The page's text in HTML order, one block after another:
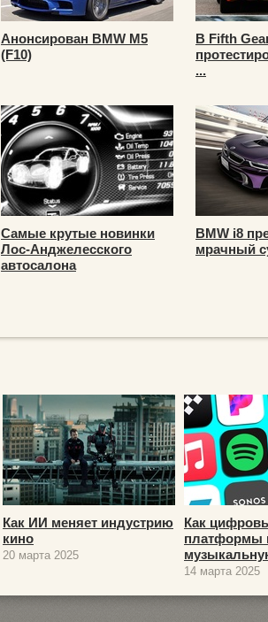
Анонсирован BMW M5
(F10)
В Fifth
...
Самые крутые новинки
Лос-Анджелесского
автосалона
BMW i8
мрачный
Как ИИ меняет индустрию
кино
20 марта 2025
Как
платформы
14 марта 2025